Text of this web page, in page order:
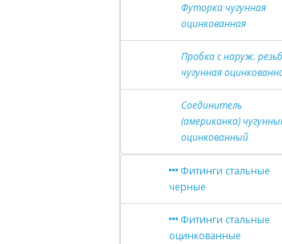
Футорка чугунная
оцинкованная
Пробка с наруж.
чугунная
Соединитель
(американка)
оцинкованный
Фитинги стальные
черные
Фитинги стальные
оцинкованные